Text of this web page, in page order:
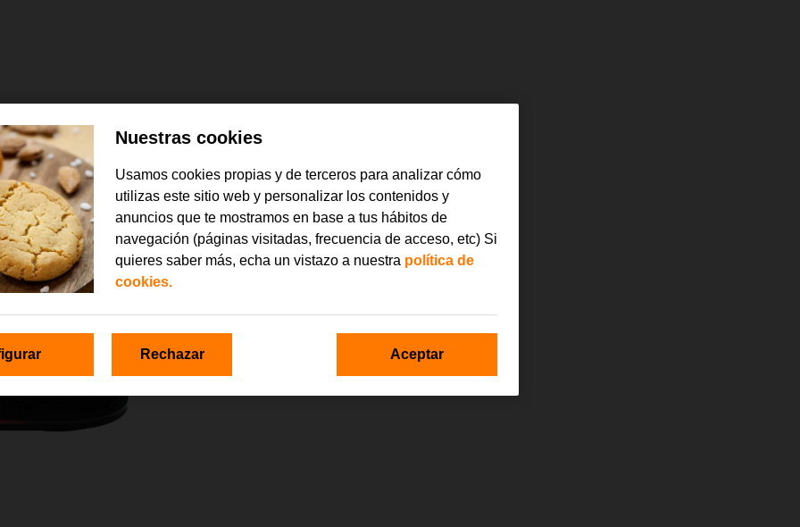
Nuestras cookies
Usamos cookies propias y de terceros para analizar cómo
utilizas este sitio web y personalizar los contenidos y
anuncios que te mostramos en base a tus hábitos de
navegación (páginas visitadas, frecuencia de acceso, etc) Si
quieres saber más, echa un vistazo a nuestra política de
cookies.
Rechazar Aceptar